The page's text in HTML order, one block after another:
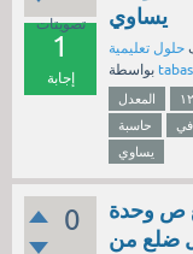
تصويتات
1
إجابة
يساوي
حلول تعليمية
المعدل
حاسبة
في
يساوي
0
ص وحدة
ضلع من